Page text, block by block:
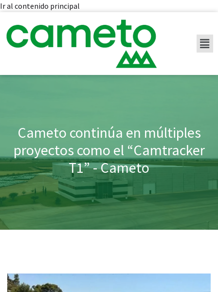
Ir al contenido principal
Cameto continúa en múltiples
proyectos como el “Camtracker
T1” - Cameto